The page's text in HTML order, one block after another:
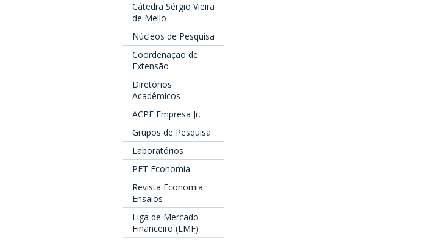
Cátedra Sérgio Vieira
de Mello
Núcleos de Pesquisa
Coordenação de
Extensão
Diretórios
Acadêmicos
ACPE Empresa Jr.
Grupos de Pesquisa
Laboratórios
PET Economia
Revista Economia
Ensaios
Liga de Mercado
Financeiro (LMF)